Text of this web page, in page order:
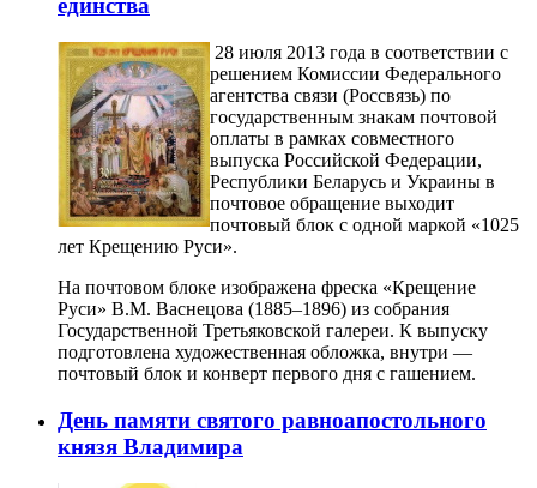
единства
28 июля 2013 года в соответствии с
решением Комиссии Федерального
агентства связи (Россвязь) по
государственным знакам почтовой
оплаты в рамках совместного
выпуска Российской Федерации,
Республики Беларусь и Украины в
почтовое обращение выходит
почтовый блок с одной маркой «1025
лет Крещению Руси».
На почтовом блоке изображена фреска «Крещение
Руси» В.М. Васнецова (1885–1896) из собрания
Государственной Третьяковской галереи. К выпуску
подготовлена художественная обложка, внутри ―
почтовый блок и конверт первого дня с гашением.
День памяти святого равноапостольного
князя Владимира